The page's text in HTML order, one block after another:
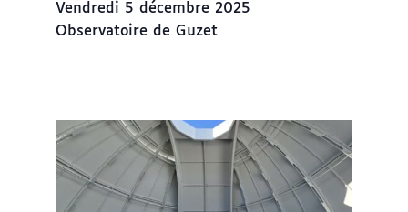
Vendredi 5 décembre 2025
Observatoire de Guzet